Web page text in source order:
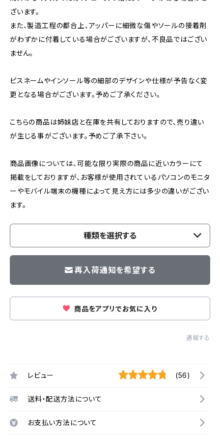
ざいます。
また、製造工程の都合上、アッパーに細微な傷やソールの接着剤
がわずかに付着している場合がございますが、不良品ではござい
ません。
ピスネームやインソール等の細部のデザインや仕様が予告なく変
更となる場合がございます。予めご了承ください。
こちらの商品は姉妹店と在庫を共有しておりますので、売り違い
が生じる事がございます。予めご了承下さい。
商品画像については、可能な限り実際の商品に近いカラーにて
掲載をしておりますが、お客様が使用されているパソコンのモニタ
ーやモバイル端末の機種によって見え方には多少の違いがござい
ます。
種類を選択する
再入荷通知を希望する
商品をアプリでお気に入り
通報する
レビュー (56)
送料・配送方法について
お支払い方法について